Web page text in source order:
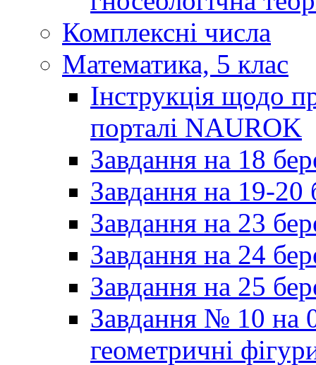
Комплексні числа
Математика, 5 клас
Інструкція щодо
порталі NAUROK
Завдання на 18
Завдання на 19-20
Завдання на 23
Завдання на 24
Завдання на 25
Завдання № 10 на
геометричні